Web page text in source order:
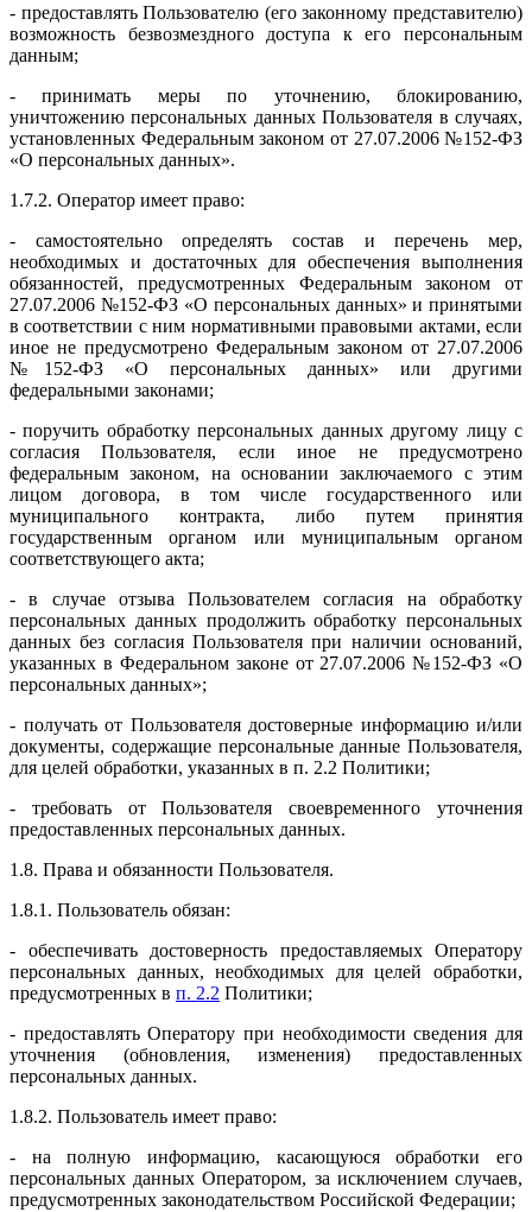
- предоставлять Пользователю (его законному представителю)
возможность безвозмездного доступа к его персональным
данным;
- принимать меры по уточнению, блокированию,
уничтожению персональных данных Пользователя в случаях,
установленных Федеральным законом от 27.07.2006 №152-ФЗ
«О персональных данных».
1.7.2. Оператор имеет право:
- самостоятельно определять состав и перечень мер,
необходимых и достаточных для обеспечения выполнения
обязанностей, предусмотренных Федеральным законом от
27.07.2006 №152-ФЗ «О персональных данных» и принятыми
в соответствии с ним нормативными правовыми актами, если
иное не предусмотрено Федеральным законом от 27.07.2006
№152-ФЗ «О персональных данных» или другими
федеральными законами;
- поручить обработку персональных данных другому лицу с
согласия Пользователя, если иное не предусмотрено
федеральным законом, на основании заключаемого с этим
лицом договора, в том числе государственного или
муниципального контракта, либо путем принятия
государственным органом или муниципальным органом
соответствующего акта;
- в случае отзыва Пользователем согласия на обработку
персональных данных продолжить обработку персональных
данных без согласия Пользователя при наличии оснований,
указанных в Федеральном законе от 27.07.2006 №152-ФЗ «О
персональных данных»;
- получать от Пользователя достоверные информацию и/или
документы, содержащие персональные данные Пользователя,
для целей обработки, указанных в п. 2.2 Политики;
- требовать от Пользователя своевременного уточнения
предоставленных персональных данных.
1.8. Права и обязанности Пользователя.
1.8.1. Пользователь обязан:
- обеспечивать достоверность предоставляемых Оператору
персональных данных, необходимых для целей обработки,
предусмотренных в п. 2.2 Политики;
- предоставлять Оператору при необходимости сведения для
уточнения (обновления, изменения) предоставленных
персональных данных.
1.8.2. Пользователь имеет право:
- на полную информацию, касающуюся обработки его
персональных данных Оператором, за исключением случаев,
предусмотренных законодательством Российской Федерации;